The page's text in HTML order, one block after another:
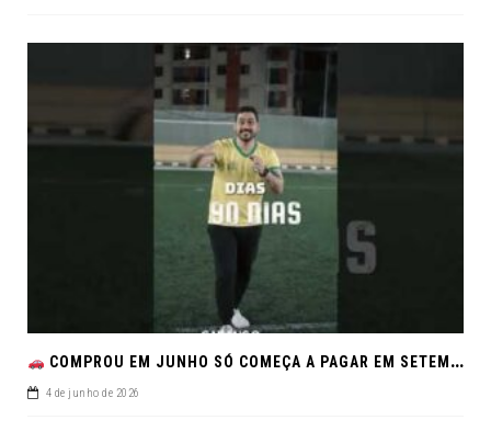
COMPROU EM JUNHO SÓ COMEÇA A PAGAR EM SETEMBRO!NO FEIRÃO DE VERDADE EM ARACJU
4 de junho de 2026